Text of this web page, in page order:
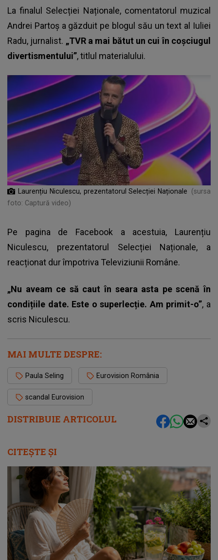
DISTRIBUIE ARTICOLUL
La finalul Selecției Naționale, comentatorul muzical
Andrei Partoș a găzduit pe blogul său un text al Iuliei
Radu, jurnalist. „TVR a mai bătut un cui în coșciugul
divertismentului”, titlul materialului.
Laurențiu Niculescu, prezentatorul Selecției Naționale
(sursa
foto: Captură video)
Pe pagina de Facebook a acestuia, Laurențiu
Niculescu, prezentatorul Selecției Naționale, a
reacționat dur împotriva Televiziunii Române.
„Nu aveam ce să caut în seara asta pe scenă în
condițiile date. Este o superlecție. Am primit-o”, a
scris Niculescu.
MAI MULTE DESPRE:
Paula Seling Eurovision România
scandal Eurovision
CITEȘTE ȘI